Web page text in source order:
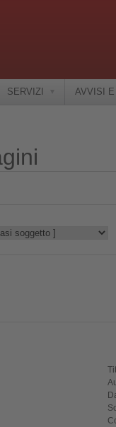
SERVIZI AVVISI